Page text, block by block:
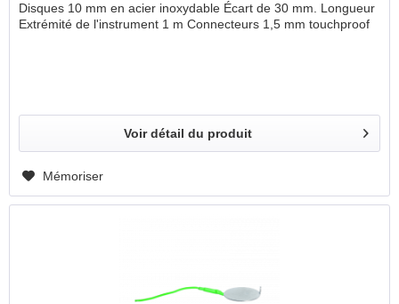
Disques 10 mm en acier inoxydable Écart de 30 mm. Longueur
Extrémité de l'instrument 1 m Connecteurs 1,5 mm touchproof
Voir détail du produit
Mémoriser